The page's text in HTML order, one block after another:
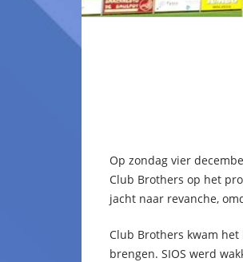
Op zondag vier
Club Brothers op het
jacht naar revanche,
Club Brothers kwam
brengen. SIOS werd